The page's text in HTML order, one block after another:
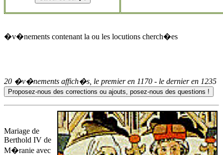
�v�nements contenant la ou les locutions cherch�es
20 �v�nements affich�s, le premier en 1170 - le dernier en 1235
Mariage de
Berthold IV de
M�ranie avec